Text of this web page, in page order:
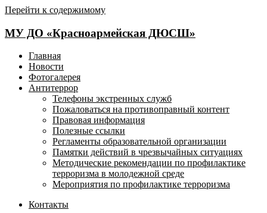
Перейти к содержимому
МУ ДО «Красноармейская ДЮСШ»
Главная
Новости
Фотогалерея
Антитеррор
Телефоны экстренных служб
Пожаловаться на противоправный контент
Правовая информация
Полезные ссылки
Регламенты образовательной организации
Памятки действий в чрезвычайных ситуациях
Методические рекомендации по профилактике
терроризма в молодежной среде
Мероприятия по профилактике терроризма
Контакты